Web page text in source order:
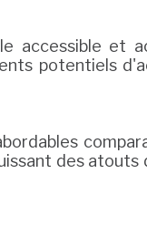
accessible et
potentiels
des atouts